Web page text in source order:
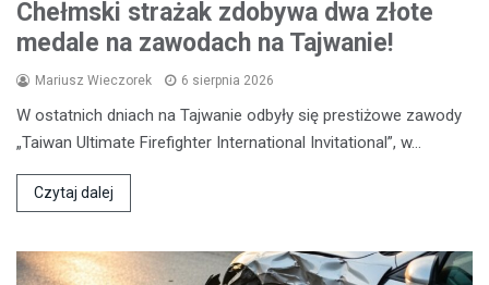
Chełmski strażak zdobywa dwa złote
medale na zawodach na Tajwanie!
Mariusz Wieczorek 6 sierpnia 2026
W ostatnich dniach na Tajwanie odbyły się prestiżowe zawody
„Taiwan Ultimate Firefighter International Invitational”, w…
Czytaj dalej